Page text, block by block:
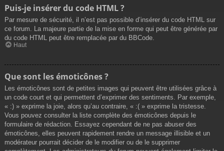
Puis-je insérer du code HTML ?
Par mesure de sécurité, il n’est pas possible d’insérer du code HTML sur
ce forum. La majeure partie de la mise en forme qui peut être générée par
du code HTML peut être remplacée par du BBCode.
Haut
Que sont les émoticônes ?
Les émoticônes sont de petites images qui peuvent être utilisées grâce à
un code court et qui permettent d’exprimer des sentiments. Par exemple,
« :) » exprime la joie, alors qu’au contraire, « :( » exprime la tristesse.
Vous pouvez consulter la liste complète des émoticônes depuis le
formulaire de rédaction. Essayez cependant de ne pas abuser des
émoticônes, elles peuvent rapidement rendre un message illisible et un
modérateur pourrait décider de le modifier ou de le supprimer